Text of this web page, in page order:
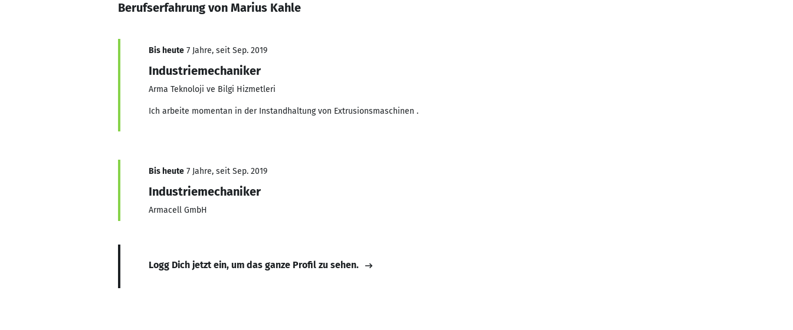
Berufserfahrung von Marius Kahle
Bis heute 7 Jahre, seit Sep. 2019
Industriemechaniker
Arma Teknoloji ve Bilgi Hizmetleri
Ich arbeite momentan in der Instandhaltung von Extrusionsmaschinen .
Bis heute 7 Jahre, seit Sep. 2019
Industriemechaniker
Armacell GmbH
Logg Dich jetzt ein, um das ganze Profil zu sehen.